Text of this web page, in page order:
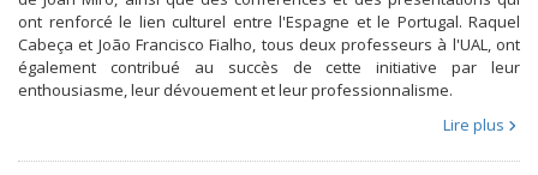
ont renforcé le lien culturel entre l'Espagne et le Portugal. Raquel
Cabeça et João Francisco Fialho, tous deux professeurs à l'UAL, ont
également contribué au succès de cette initiative par leur
enthousiasme, leur dévouement et leur professionnalisme.
Lire plus